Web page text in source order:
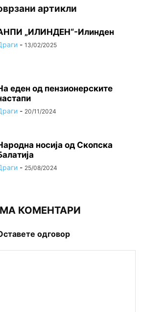
артикли
„ИЛИНДЕН“-Илинден
- 13/02/2025
еден од пензионерските
- 20/11/2024
носија од Скопска
- 25/08/2024
КОМЕНТАРИ
одговор